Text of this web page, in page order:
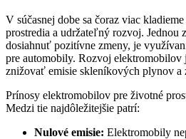
V súčasnej dobe sa čoraz viac
prostredia a udržateľný rozvoj. Jednou
dosiahnuť pozitívne zmeny, je
pre automobily. Rozvoj elektromobilov
znižovať emisie skleníkových plynov a
Prínosy elektromobilov pre životné
Medzi tie najdôležitejšie patrí:
Nulové emisie: Elektromobily